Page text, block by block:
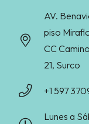
AV.
piso
CC
21, Surco
+1 597
Lunes a